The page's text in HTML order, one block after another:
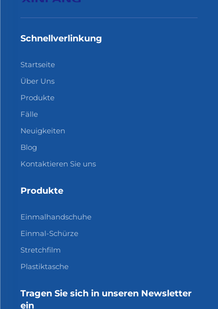
Schnellverlinkung
Startseite
Über Uns
Produkte
Fälle
Neuigkeiten
Blog
Kontaktieren Sie uns
Produkte
Einmalhandschuhe
Einmal-Schürze
Stretchfilm
Plastiktasche
Tragen Sie sich in unseren Newsletter
ein